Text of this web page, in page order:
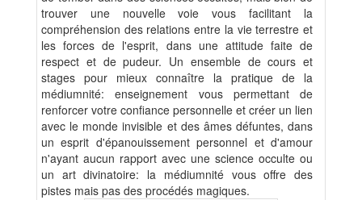
trouver une nouvelle voie vous facilitant la
compréhension des relations entre la vie terrestre et
les forces de l'esprit, dans une attitude faite de
respect et de pudeur. Un ensemble de cours et
stages pour mieux connaître la pratique de la
médiumnité: enseignement vous permettant de
renforcer votre confiance personnelle et créer un lien
avec le monde invisible et des âmes défuntes, dans
un esprit d'épanouissement personnel et d'amour
n'ayant aucun rapport avec une science occulte ou
un art divinatoire: la médiumnité vous offre des
pistes mais pas des procédés magiques.